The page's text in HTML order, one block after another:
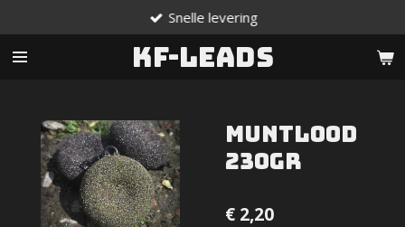
direct
naar
KF-Leads
Snelle levering
Muntlood
230gr
€ 2,20